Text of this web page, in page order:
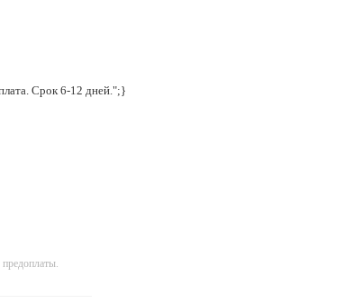
Срок 6-12 дней.";}